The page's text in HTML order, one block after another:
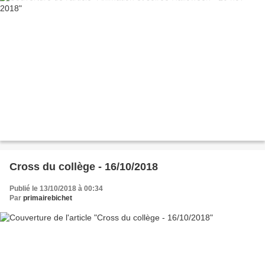
Cross du collège - 16/10/2018
Publié le 13/10/2018 à 00:34
Par primairebichet